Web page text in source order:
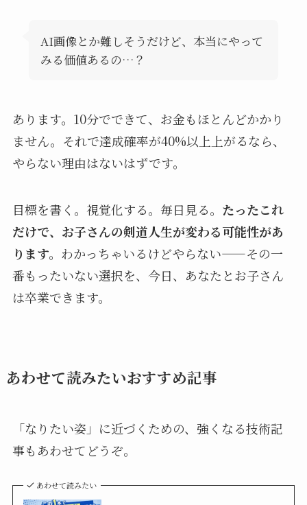
AI画像とか難しそうだけど、本当にやって
みる価値あるの…？
あります。10分でできて、お金もほとんどかかり
ません。それで達成確率が40%以上上がるなら、
やらない理由はないはずです。
目標を書く。視覚化する。毎日見る。 たったこれ
だけで、お子さんの剣道人生が変わる可能性があ
ります。 わかっちゃいるけどやらない——その一
番もったいない選択を、今日、あなたとお子さん
は卒業できます。
あわせて読みたいおすすめ記事
「なりたい姿」に近づくための、強くなる技術記
事もあわせてどうぞ。
あわせて読みたい